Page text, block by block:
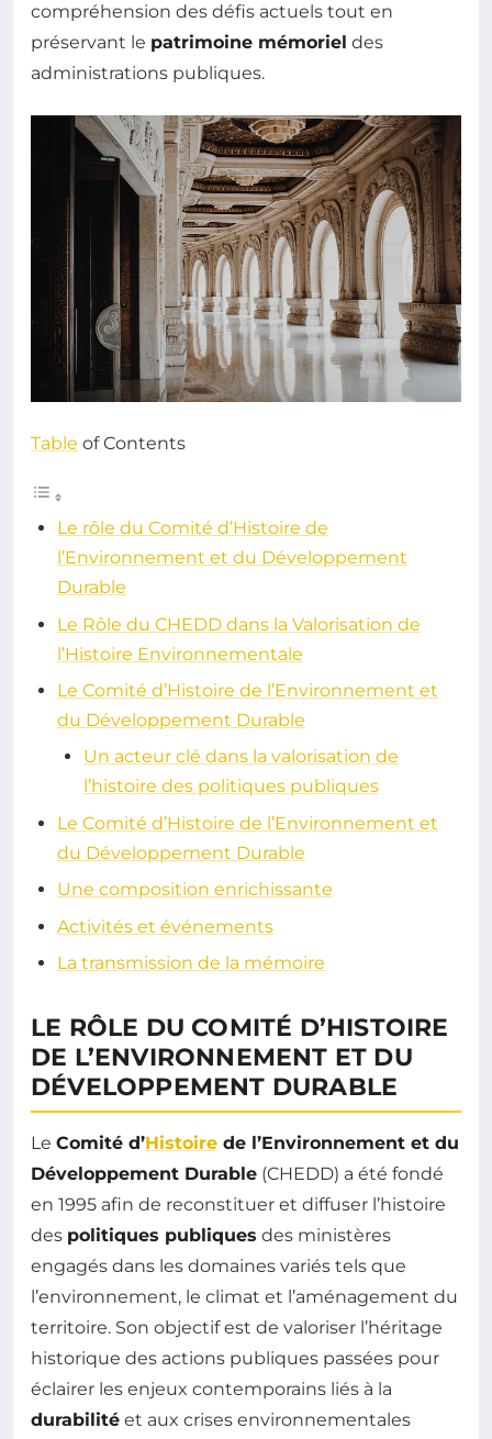
compréhension des défis actuels tout en
préservant le patrimoine mémoriel des
administrations publiques.
Table of Contents
Le rôle du Comité d’Histoire de
l’Environnement et du Développement
Durable
Le Rôle du CHEDD dans la Valorisation de
l’Histoire Environnementale
Le Comité d’Histoire de l’Environnement et
du Développement Durable
Un acteur clé dans la valorisation de
l’histoire des politiques publiques
Le Comité d’Histoire de l’Environnement et
du Développement Durable
Une composition enrichissante
Activités et événements
La transmission de la mémoire
LE RÔLE DU COMITÉ D’HISTOIRE
DE L’ENVIRONNEMENT ET DU
DÉVELOPPEMENT DURABLE
Le Comité d’Histoire de l’Environnement et du
Développement Durable (CHEDD) a été fondé
en 1995 afin de reconstituer et diffuser l’histoire
des politiques publiques des ministères
engagés dans les domaines variés tels que
l’environnement, le climat et l’aménagement du
territoire. Son objectif est de valoriser l’héritage
historique des actions publiques passées pour
éclairer les enjeux contemporains liés à la
durabilité et aux crises environnementales